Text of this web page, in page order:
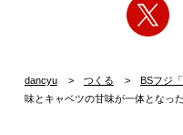
dancyu つくる BSフジ
味とキャベツの甘味が一体となっ